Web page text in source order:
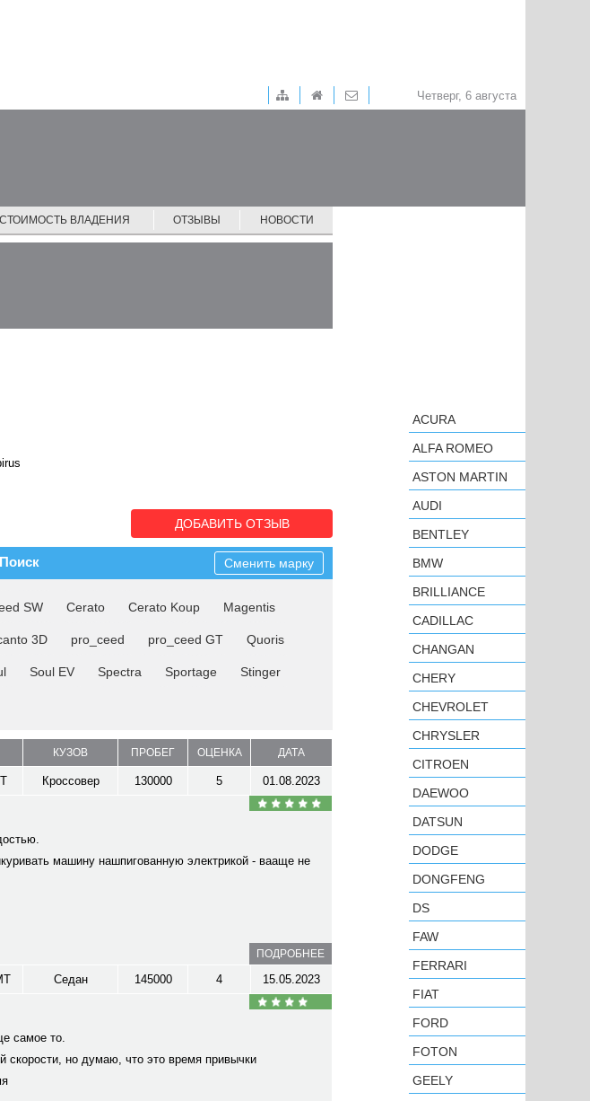
Четверг, 6 августа
СТОИМОСТЬ ВЛАДЕНИЯ ОТЗЫВЫ НОВОСТИ
ДОБАВИТЬ ОТЗЫВ
Поиск Сменить марку
SW Cerato Cerato Koup Magentis
3D pro_ceed pro_ceed GT Quoris
Soul EV Spectra Sportage Stinger
КУЗОВ ПРОБЕГ ОЦЕНКА ДАТА
Кроссовер 130000 5 01.08.2023
машину нашпигованную электрикой - вааще не
ПОДРОБНЕЕ
Седан 145000 4 15.05.2023
самое то.
скорости, но думаю, что это время привычки
ACURA
ALFA ROMEO
ASTON MARTIN
AUDI
BENTLEY
BMW
BRILLIANCE
CADILLAC
CHANGAN
CHERY
CHEVROLET
CHRYSLER
CITROEN
DAEWOO
DATSUN
DODGE
DONGFENG
DS
FAW
FERRARI
FIAT
FORD
FOTON
GEELY